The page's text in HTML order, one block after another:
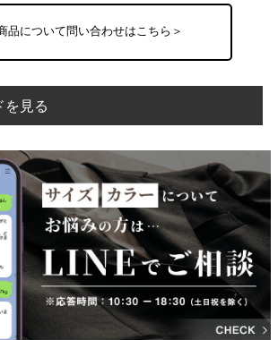
品について問い合わせはこちら＞
を見る